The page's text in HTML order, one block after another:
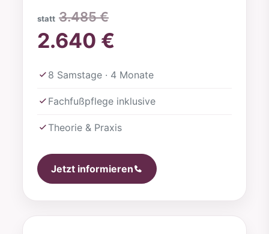
statt 3.485 €
2.640 €
8 Samstage · 4 Monate
Fachfußpflege inklusive
Theorie & Praxis
Jetzt informieren